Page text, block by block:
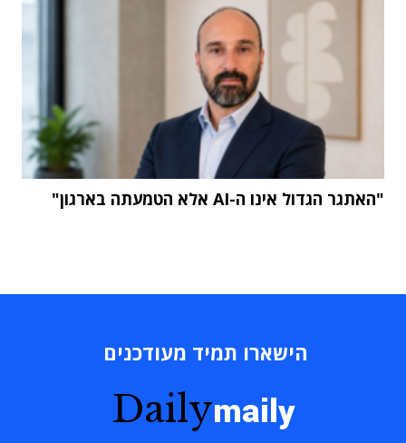
"האתגר הגדול אינו ה-AI אלא הטמעתה בארגון"
הישארו תמיד מעודכנים
Dailymaily